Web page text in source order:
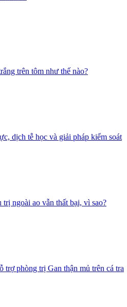
trên tôm như thế nào?
dịch tễ học và giải pháp kiểm soát
ngoài ao vẫn thất bại, vì sao?
trợ phòng trị Gan thận mủ trên cá tra